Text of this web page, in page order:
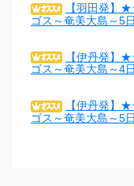
【羽田発】
ゴス～奄美大島～5
【伊丹発】
ゴス～奄美大島～4
【伊丹発】
ゴス～奄美大島～5